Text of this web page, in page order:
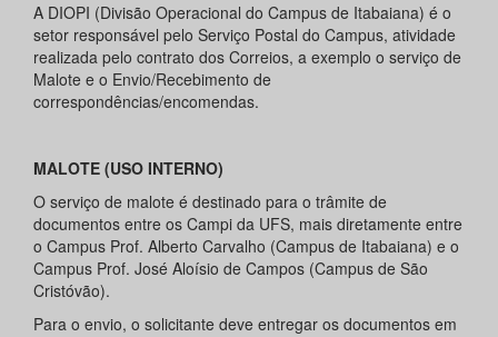
A DIOPI (Divisão Operacional do Campus de Itabaiana) é o
setor responsável pelo Serviço Postal do Campus, atividade
realizada pelo contrato dos Correios, a exemplo o serviço de
Malote e o Envio/Recebimento de
correspondências/encomendas.
MALOTE (USO INTERNO)
O serviço de malote é destinado para o trâmite de
documentos entre os Campi da UFS, mais diretamente entre
o Campus Prof. Alberto Carvalho (Campus de Itabaiana) e o
Campus Prof. José Aloísio de Campos (Campus de São
Cristóvão).
Para o envio, o solicitante deve entregar os documentos em